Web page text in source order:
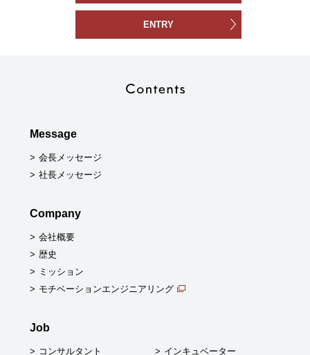
ENTRY
Message
会長メッセージ
社長メッセージ
Company
会社概要
歴史
ミッション
モチベーションエンジニアリング
Job
コンサルタント
インキュベーター